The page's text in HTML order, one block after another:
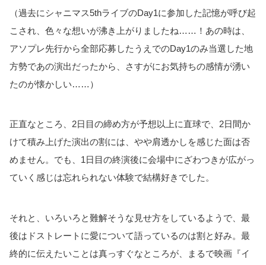
（過去にシャニマス5thライブのDay1に参加した記憶が呼び起
こされ、色々な想いが沸き上がりましたね……！あの時は、
アソプレ先行から全部応募したうえでのDay1のみ当選した地
方勢であの演出だったから、さすがにお気持ちの感情が湧い
たのが懐かしい……）
正直なところ、2日目の締め方が予想以上に直球で、2日間か
けて積み上げた演出の割には、やや肩透かしを感じた面は否
めません。でも、1日目の終演後に会場中にざわつきが広がっ
ていく感じは忘れられない体験で結構好きでした。
それと、いろいろと難解そうな見せ方をしているようで、最
後はドストレートに愛について語っているのは割と好み。最
終的に伝えたいことは真っすぐなところが、まるで映画『イ